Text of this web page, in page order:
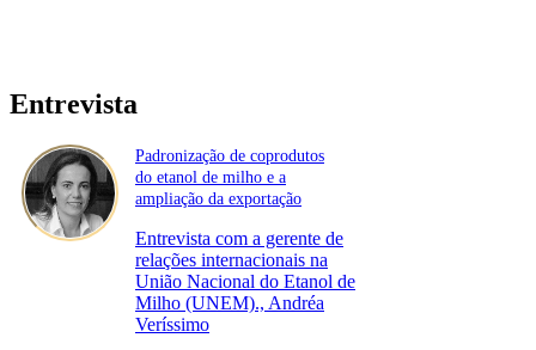
Entrevista
Padronização de coprodutos
do etanol de milho e a
ampliação da exportação
Entrevista com a gerente de
relações internacionais na
União Nacional do Etanol de
Milho (UNEM)., Andréa
Veríssimo